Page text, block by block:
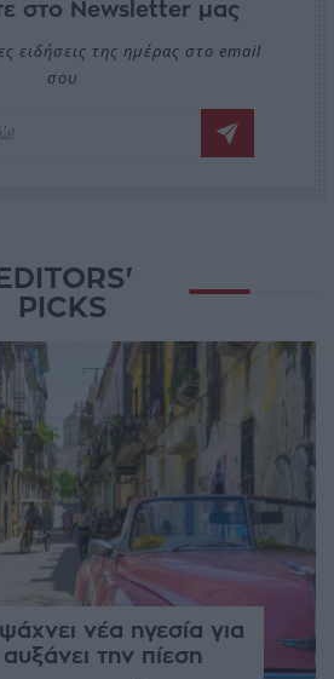
στο Newsletter μας
ειδήσεις της ημέρας στο email
σου
EDITORS'
PICKS
νέα ηγεσία για
την πίεση